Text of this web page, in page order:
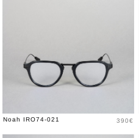
Noah IRO74-021 Prix
390€